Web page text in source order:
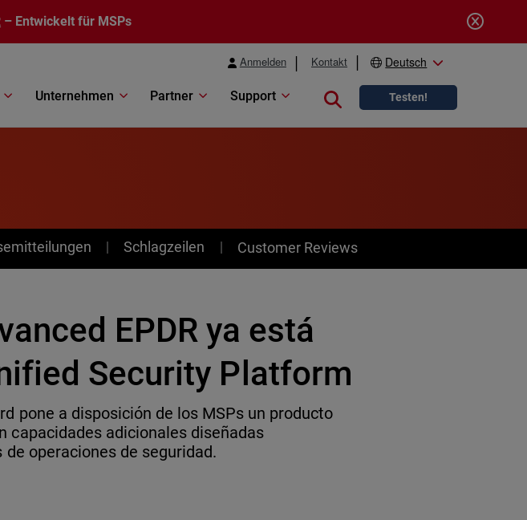
– Entwickelt für MSPs
Anmelden Kontakt Deutsch
Unternehmen Partner Support Close search
Testen!
Schlagzeilen Customer Reviews
EPDR ya está
Security Platform
pone a disposición de los MSPs un producto
capacidades adicionales diseñadas
operaciones de seguridad.